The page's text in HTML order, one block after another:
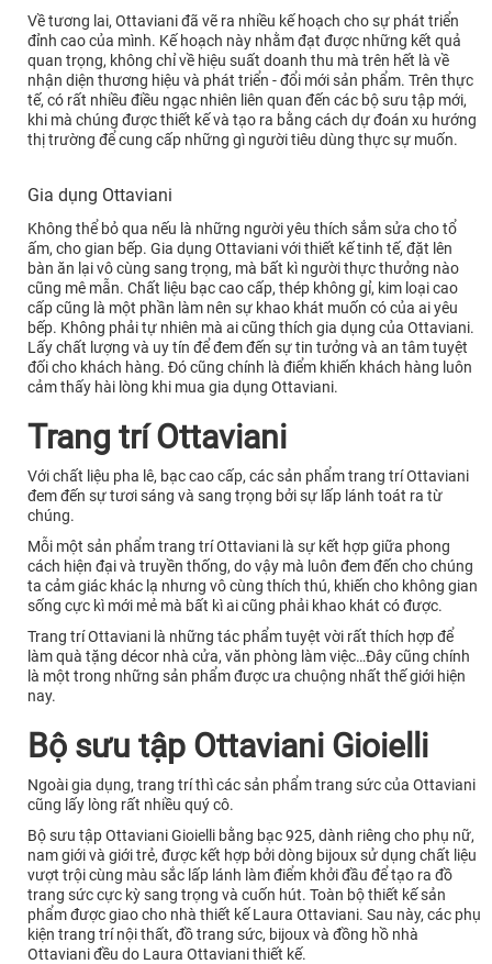
Về tương lai, Ottaviani đã vẽ ra nhiều kế hoạch cho sự phát triển
đỉnh cao của mình. Kế hoạch này nhằm đạt được những kết quả
quan trọng, không chỉ về hiệu suất doanh thu mà trên hết là về
nhận diện thương hiệu và phát triển - đổi mới sản phẩm. Trên thực
tế, có rất nhiều điều ngạc nhiên liên quan đến các bộ sưu tập mới,
khi mà chúng được thiết kế và tạo ra bằng cách dự đoán xu hướng
thị trường để cung cấp những gì người tiêu dùng thực sự muốn.
Gia dụng Ottaviani
Không thể bỏ qua nếu là những người yêu thích sắm sửa cho tổ
ấm, cho gian bếp. Gia dụng Ottaviani với thiết kế tinh tế, đặt lên
bàn ăn lại vô cùng sang trọng, mà bất kì người thực thưởng nào
cũng mê mẫn. Chất liệu bạc cao cấp, thép không gỉ, kim loại cao
cấp cũng là một phần làm nên sự khao khát muốn có của ai yêu
bếp. Không phải tự nhiên mà ai cũng thích gia dụng của Ottaviani.
Lấy chất lượng và uy tín để đem đến sự tin tưởng và an tâm tuyệt
đối cho khách hàng. Đó cũng chính là điểm khiến khách hàng luôn
cảm thấy hài lòng khi mua gia dụng Ottaviani.
Trang trí Ottaviani
Với chất liệu pha lê, bạc cao cấp, các sản phẩm trang trí Ottaviani
đem đến sự tươi sáng và sang trọng bởi sự lấp lánh toát ra từ
chúng.
Mỗi một sản phẩm trang trí Ottaviani là sự kết hợp giữa phong
cách hiện đại và truyền thống, do vậy mà luôn đem đến cho chúng
ta cảm giác khác lạ nhưng vô cùng thích thú, khiến cho không gian
sống cực kì mới mẻ mà bất kì ai cũng phải khao khát có được.
Trang trí Ottaviani là những tác phẩm tuyệt vời rất thích hợp để
làm quà tặng décor nhà cửa, văn phòng làm việc…Đây cũng chính
là một trong những sản phẩm được ưa chuộng nhất thế giới hiện
nay.
Bộ sưu tập Ottaviani Gioielli
Ngoài gia dụng, trang trí thì các sản phẩm trang sức của Ottaviani
cũng lấy lòng rất nhiều quý cô.
Bộ sưu tập Ottaviani Gioielli bằng bạc 925, dành riêng cho phụ nữ,
nam giới và giới trẻ, được kết hợp bởi dòng bijoux sử dụng chất liệu
vượt trội cùng màu sắc lấp lánh làm điểm khởi đầu để tạo ra đồ
trang sức cực kỳ sang trọng và cuốn hút. Toàn bộ thiết kế sản
phẩm được giao cho nhà thiết kế Laura Ottaviani. Sau này, các phụ
kiện trang trí nội thất, đồ trang sức, bijoux và đồng hồ nhà
Ottaviani đều do Laura Ottaviani thiết kế.